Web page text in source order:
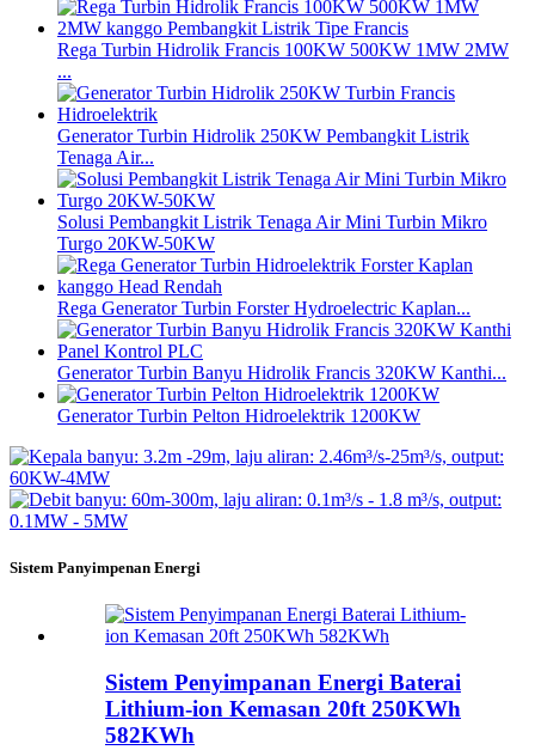
Rega Turbin Hidrolik Francis 100KW 500KW 1MW 2MW
...
Generator Turbin Hidrolik 250KW Pembangkit Listrik
Tenaga Air...
Solusi Pembangkit Listrik Tenaga Air Mini Turbin Mikro
Turgo 20KW-50KW
Rega Generator Turbin Forster Hydroelectric Kaplan...
Generator Turbin Banyu Hidrolik Francis 320KW Kanthi...
Generator Turbin Pelton Hidroelektrik 1200KW
Sistem Panyimpenan Energi
Sistem Penyimpanan Energi Baterai
Lithium-ion Kemasan 20ft 250KWh
582KWh